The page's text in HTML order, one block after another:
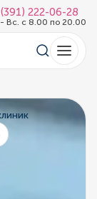
222-06-28
Вс. с 8.00 по 20.00